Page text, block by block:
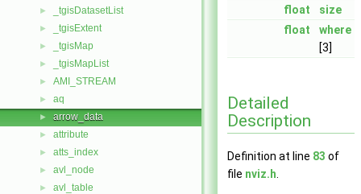
► _tgisDatasetList
► _tgisExtent
► _tgisMap
► _tgisMapList
► AMI_STREAM
► aq
► arrow_data
► attribute
► atts_index
► avl_node
► avl_table
float
size
float
where
[3]
Detailed
Description
Definition at line 83 of
file nviz.h